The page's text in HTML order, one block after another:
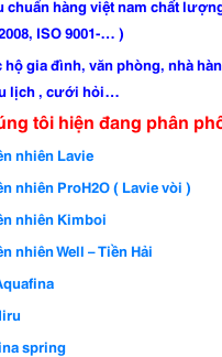
chuẩn hàng việt nam chất
ISO 9001-… )
hộ gia đình, văn phòng, nhà
lịch , cưới hỏi…
tôi hiện đang phân
nhiên Lavie
ProH2O ( Lavie vòi )
nhiên Kimboi
Well – Tiền Hải
spring